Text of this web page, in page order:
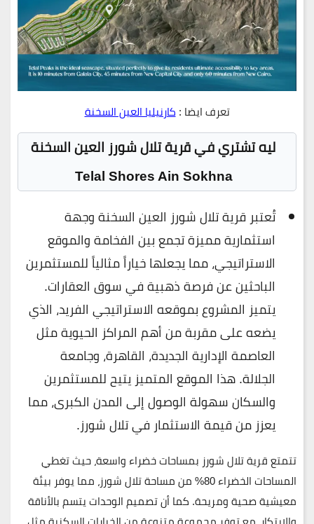
تعرف ايضا :كارنيليا العين السخنة
ليه تشتري في قرية تلال شورز العين السخنة
Telal Shores Ain Sokhna
تُعتبر قرية تلال شورز العين السخنة وجهة
استثمارية مميزة تجمع بين الفخامة والموقع
الاستراتيجي، مما يجعلها خياراً مثالياً للمستثمرين
الباحثين عن فرصة ذهبية في سوق العقارات.
يتميز المشروع بموقعه الاستراتيجي الفريد، الذي
يضعه على مقربة من أهم المراكز الحيوية مثل
العاصمة الإدارية الجديدة، القاهرة، وجامعة
الجلالة. هذا الموقع المتميز يتيح للمستثمرين
والسكان سهولة الوصول إلى المدن الكبرى، مما
يعزز من قيمة الاستثمار في تلال شورز.
تتمتع قرية تلال شورز بمساحات خضراء واسعة، حيث تغطي
المساحات الخضراء80%
من مساحة تلال شورز، مما يوفر بيئة
معيشية صحية ومريحة. كما أن تصميم الوحدات يتسم بالأناقة